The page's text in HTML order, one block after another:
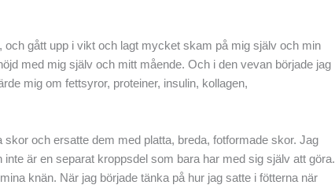
gått upp i vikt och lagt mycket skam på mig själv och min
med mig själv och mitt mående. Och i den vevan började jag
mig om fettsyror, proteiner, insulin, kollagen,
och ersatte dem med platta, breda, fotformade skor. Jag
är en separat kroppsdel som bara har med sig själv att göra.
knän. När jag började tänka på hur jag satte i fötterna när